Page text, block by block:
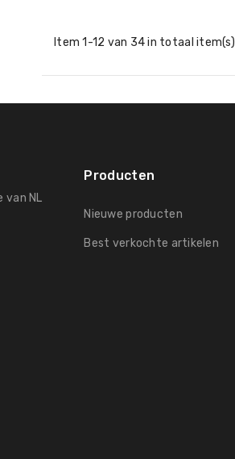
Item 1-12 van 34 in totaal item(s)
van NL
Producten
Nieuwe producten
Best verkochte artikelen